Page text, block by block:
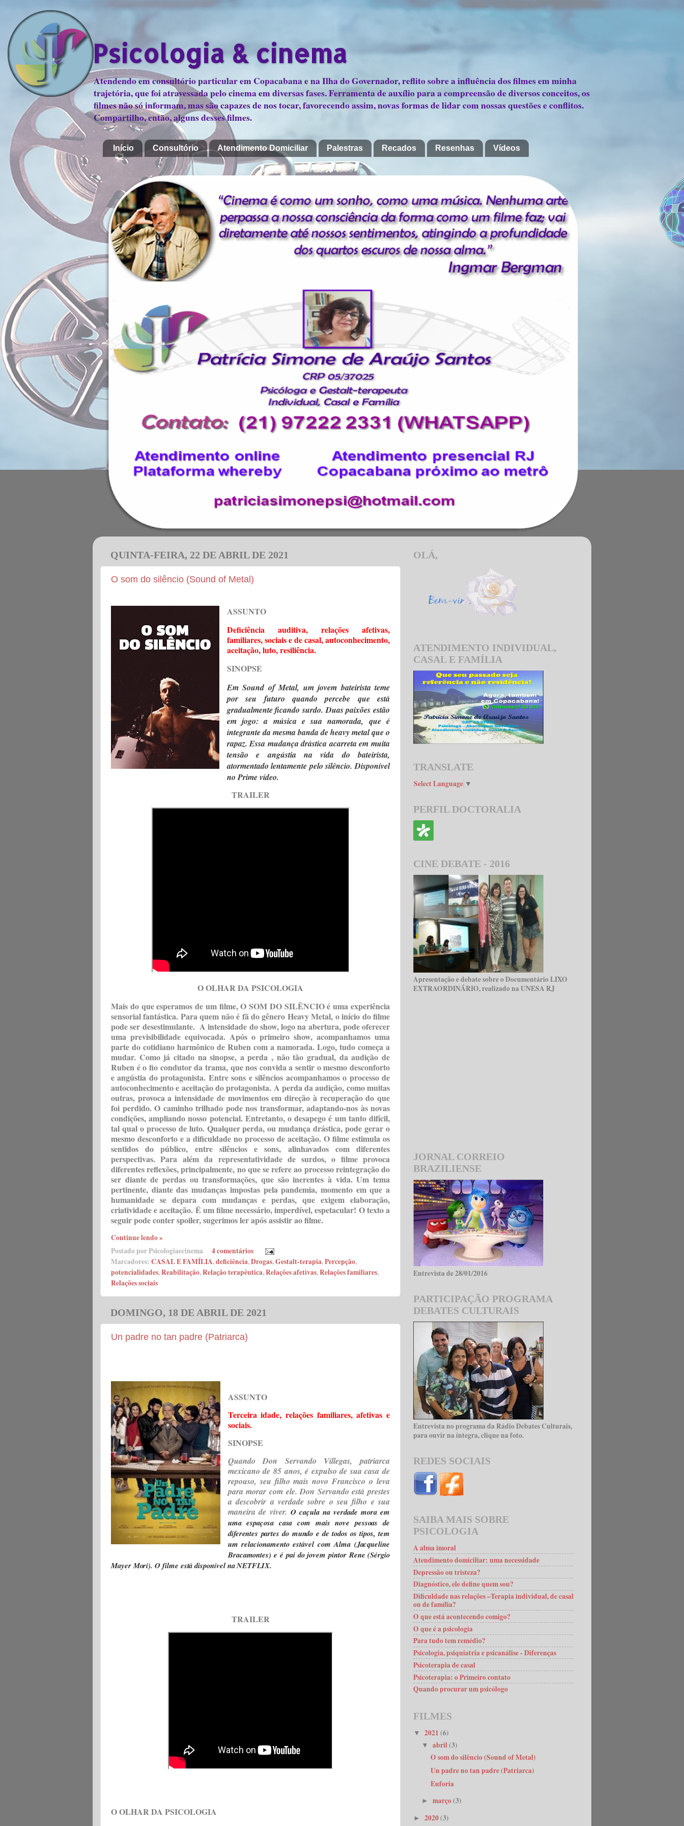
Psicologia & cinema
Atendendo em consultório particular em Copacabana e na Ilha do Governador, reflito sobre a influência dos filmes em minha
trajetória, que foi atravessada pelo cinema em diversas fases. Ferramenta de auxílio para a compreensão de diversos conceitos, os
filmes não só informam, mas são capazes de nos tocar, favorecendo assim, novas formas de lidar com nossas questões e conflitos.
Compartilho, então, alguns desses filmes.
Início Consultório Atendimento Domiciliar Palestras Recados Resenhas Vídeos
QUINTA-FEIRA, 22 DE ABRIL DE 2021
O som do silêncio (Sound of Metal)
ASSUNTO
Deficiência auditiva, relações afetivas,
familiares, sociais e de casal, autoconhecimento,
aceitação, luto, resiliência.
SINOPSE
Em Sound of Metal, um jovem bateirista teme
por seu futuro quando percebe que está
gradualmente ficando surdo. Duas paixões estão
em jogo: a música e sua namorada, que é
integrante da mesma banda de heavy metal que o
rapaz. Essa mudança drástica acarreta em muita
tensão e angústia na vida do bateirista,
atormentado lentamente pelo silêncio. Disponível
no Prime vídeo.
TRAILER
O OLHAR DA PSICOLOGIA
Mais do que esperamos de um filme, O SOM DO SILÊNCIO é uma experiência
sensorial fantástica. Para quem não é fã do gênero Heavy Metal, o início do filme
pode ser desestimulante. A intensidade do show, logo na abertura, pode oferecer
uma previsibilidade equivocada. Após o primeiro show, acompanhamos uma
parte do cotidiano harmônico de Ruben com a namorada. Logo, tudo começa a
mudar. Como já citado na sinopse, a perda , não tão gradual, da audição de
Ruben é o fio condutor da trama, que nos convida a sentir o mesmo desconforto
e angústia do protagonista. Entre sons e silêncios acompanhamos o processo de
autoconhecimento e aceitação do protagonista. A perda da audição, como muitas
outras, provoca a intensidade de movimentos em direção à recuperação do que
foi perdido. O caminho trilhado pode nos transformar, adaptando-nos às novas
condições, ampliando nosso potencial. Entretanto, o desapego é um tanto difícil,
tal qual o processo de luto. Qualquer perda, ou mudança drástica, pode gerar o
mesmo desconforto e a dificuldade no processo de aceitação. O filme estimula os
sentidos do público, entre silêncios e sons, alinhavados com diferentes
perspectivas. Para além da representatividade de surdos, o filme provoca
diferentes reflexões, principalmente, no que se refere ao processo reintegração do
ser diante de perdas ou transformações, que são inerentes à vida. Um tema
pertinente, diante das mudanças impostas pela pandemia, momento em que a
humanidade se depara com mudanças e perdas, que exigem elaboração,
criatividade e aceitação. É um filme necessário, imperdível, espetacular! O texto a
seguir pode conter spoiler, sugerimos ler após assistir ao filme.
Continue lendo »
Postado porPsicologiaecinema
4 comentários
Marcadores: CASAL E FAMÍLIA,deficiência,Drogas,Gestalt-terapia,Percepção,
potencialidades,Reabilitação,Relação terapêutica,Relações afetivas,Relações familiares,
Relações sociais
DOMINGO, 18 DE ABRIL DE 2021
Un padre no tan padre (Patriarca)
ASSUNTO
Terceira idade, relações familiares, afetivas e
sociais.
SINOPSE
Quando Don Servando Villegas, patriarca
mexicano de 85 anos, é expulso de sua casa de
repouso, seu filho mais novo Francisco o leva
para morar com ele. Don Servando está prestes
a descobrir a verdade sobre o seu filho e sua
maneira de viver. O caçula na verdade mora em
uma espaçosa casa com mais nove pessoas de
diferentes partes do mundo e de todos os tipos, tem
um relacionamento estável com Alma (Jacqueline
Bracamontes) e é pai do jovem pintor Rene (Sérgio
Mayer Mori). O filme está disponível na NETFLIX.
TRAILER
O OLHAR DA PSICOLOGIA
OLÁ,
ATENDIMENTO INDIVIDUAL,
CASAL E FAMÍLIA
TRANSLATE
Select Language ▼
PERFIL DOCTORALIA
CINE DEBATE - 2016
Apresentação e debate sobre o Documentário LIXO
EXTRAORDINÁRIO, realizado na UNESA RJ
JORNAL CORREIO
BRAZILIENSE
Entrevista de 28/01/2016
PARTICIPAÇÃO PROGRAMA
DEBATES CULTURAIS
Entrevista no programa da Rádio Debates Culturais,
para ouvir na íntegra, clique na foto.
REDES SOCIAIS
SAIBA MAIS SOBRE
PSICOLOGIA
A alma imoral
Atendimento domiciliar: uma necessidade
Depressão ou tristeza?
Diagnóstico, ele define quem sou?
Dificuldade nas relações –Terapia individual, de casal
ou de família?
O que está acontecendo comigo?
O que é a psicologia
Para tudo tem remédio?
Psicologia, psiquiatria e psicanálise - Diferenças
Psicoterapia de casal
Psicoterapia: o Primeiro contato
Quando procurar um psicólogo
FILMES
▼ 2021 (6)
▼abril(3)
O som do silêncio (Sound of Metal)
Un padre no tan padre (Patriarca)
Euforia
►março(3)
► 2020(3)